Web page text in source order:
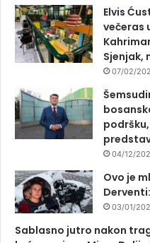
Elvis
večeras
Sjenjak,
07/02/
04/12/
Ovo je
03/01/
Sablasno jutro nakon